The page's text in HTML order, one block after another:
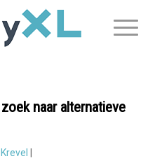
naar alternatieve
|